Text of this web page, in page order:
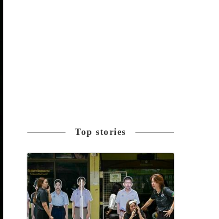
Top stories